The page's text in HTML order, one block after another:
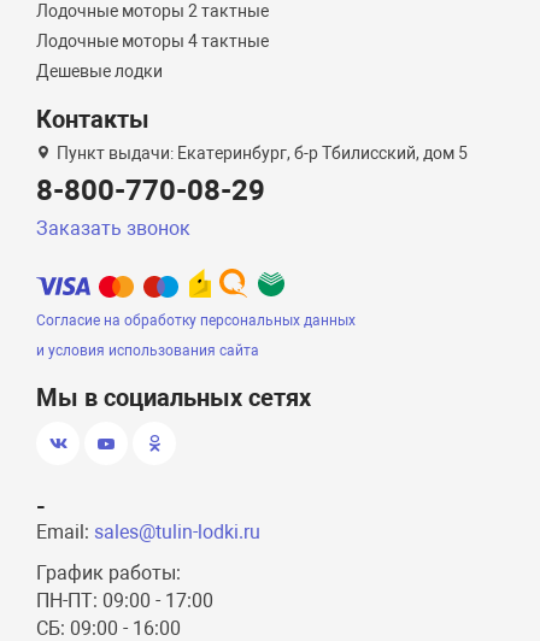
Лодочные моторы 2 тактные
Лодочные моторы 4 тактные
Дешевые лодки
Контакты
Пункт выдачи: Екатеринбург, б-р Тбилисский, дом 5
8-800-770-08-29
Заказать звонок
Согласие на обработку персональных данных
и условия использования сайта
Мы в социальных сетях
-
Email: sales@tulin-lodki.ru
График работы:
ПН-ПТ: 09:00 - 17:00
СБ: 09:00 - 16:00